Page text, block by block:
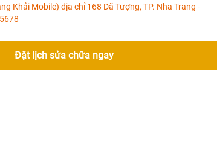
Khải Mobile) địa chỉ 168 Dã Tượng, TP. Nha Trang -
Đặt lịch sửa chữa ngay